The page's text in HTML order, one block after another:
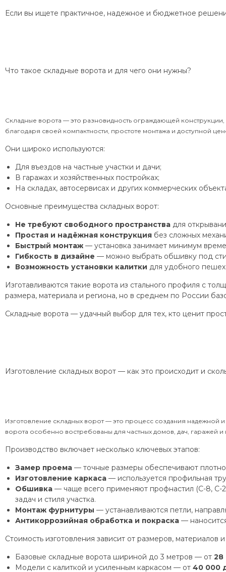
Если вы ищете практичное, надежное и бюджетное
Что такое складные ворота и для чего они нужны?
Складные ворота — это разновидность ограждающей
благодаря своей компактности, простоте монтажа и доступной
Они широко используются:
Для въездов на частные участки и дачи;
В гаражах и хозяйственных постройках;
На складах, автосервисах и других коммерческих
Основные преимущества складных ворот:
Не требуют свободного пространства для
Простая и надёжная конструкция без сложных
Быстрый монтаж — установка занимает минимум
Гибкость в дизайне — можно выбрать обшивку под
Возможность установки калитки для удобного
Изготавливаются такие ворота из стального профиля с
размера, материала и региона, но в среднем по России
Складные ворота — удачный выбор для тех, кто ценит
Изготовление складных ворот — как это происходит и
Изготовление складных ворот — это процесс создания надежной
ворота особенно востребованы для частных домов, дач, гаражей
Производство включает несколько ключевых этапов:
Замер проема — точные размеры обеспечивают
Изготовление каркаса — используется профильная
Обшивка — чаще всего применяют профнастил (С-8, С-
задач и стиля участка.
Монтаж фурнитуры — устанавливаются петли,
Антикоррозийная обработка и покраска —
Стоимость изготовления зависит от размеров,
Базовые складные ворота шириной до 3 метров — от 28
Модели с калиткой и усиленным каркасом — от 40 000